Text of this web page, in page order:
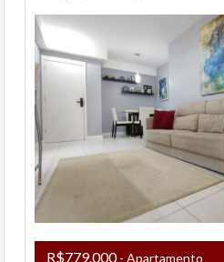
R$779.000- Apartamento